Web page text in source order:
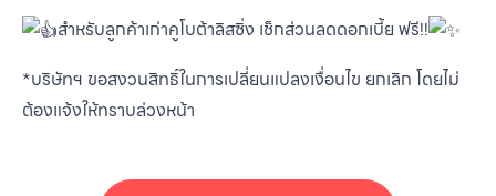
สำหรับลูกค้าเก่าคูโบต้าลิสซิ่ง เช็กส่วนลดดอกเบี้ย ฟรี!!
*บริษัทฯ ขอสงวนสิทธิ์ในการเปลี่ยนแปลงเงื่อนไข ยกเลิก โดยไม่
ต้องแจ้งให้ทราบล่วงหน้า